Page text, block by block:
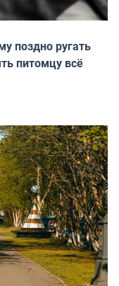
поздно ругать
питомцу всё